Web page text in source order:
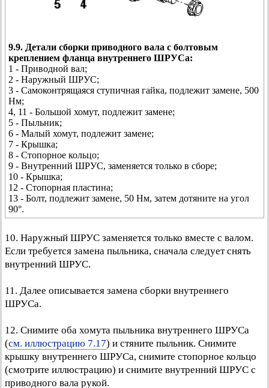
9.9. Детали сборки приводного вала с болтовым
креплением фланца внутреннего ШРУСа:
1 - Приводной вал;
2 - Наружный ШРУС;
3 - Самоконтрящаяся ступичная гайка, подлежит замене, 500
Нм;
4, 11 - Большой хомут, подлежит замене;
5 - Пыльник;
6 - Малый хомут, подлежит замене;
7 - Крышка;
8 - Стопорное кольцо;
9 - Внутренний ШРУС, заменяется только в сборе;
10 - Крышка;
12 - Стопорная пластина;
13 - Болт, подлежит замене, 50 Нм, затем дотяните на угол
90°.
10. Наружный ШРУС заменяется только вместе с валом.
Если требуется замена пыльника, сначала следует снять
внутренний ШРУС.
11. Далее описывается замена сборки внутреннего
ШРУСа.
12. Снимите оба хомута пыльника внутреннего ШРУСа
(см. иллюстрацию 7.17) и стяните пыльник. Снимите
крышку внутреннего ШРУСа, снимите стопорное кольцо
(смотрите иллюстрацию) и снимите внутренний ШРУС с
приводного вала рукой.